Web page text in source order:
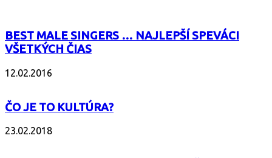
BEST MALE SINGERS … NAJLEPŠÍ SPEVÁCI
VŠETKÝCH ČIAS
12.02.2016
ČO JE TO KULTÚRA?
23.02.2018